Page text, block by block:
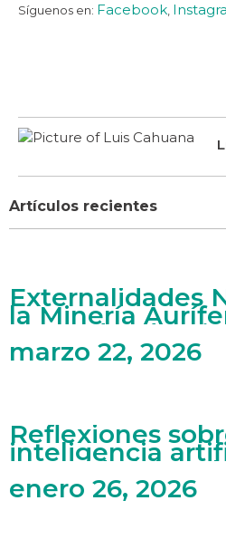
Síguenos en: Facebook
Artículos recientes
Externalidades
la Minería
en Madre de
marzo 22, 2026
Reflexiones
inteligencia
mercado laboral
enero 26, 2026